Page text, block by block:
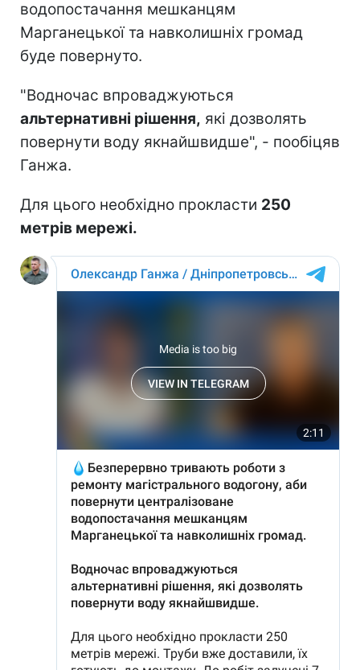
водопостачання мешканцям
Марганецької та навколишніх громад
буде повернуто.
"Водночас впроваджуються
альтернативні рішення, які дозволять
повернути воду якнайшвидше", - пообіцяв
Ганжа.
Для цього необхідно прокласти 250
метрів мережі.